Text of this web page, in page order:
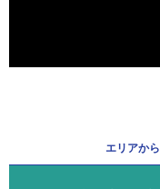
エリアから